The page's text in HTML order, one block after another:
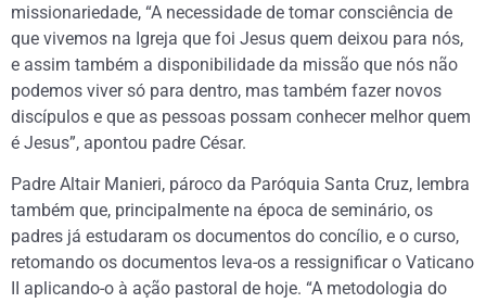
missionariedade, “A necessidade de tomar consciência de
que vivemos na Igreja que foi Jesus quem deixou para nós,
e assim também a disponibilidade da missão que nós não
podemos viver só para dentro, mas também fazer novos
discípulos e que as pessoas possam conhecer melhor quem
é Jesus”, apontou padre César.
Padre Altair Manieri, pároco da Paróquia Santa Cruz, lembra
também que, principalmente na época de seminário, os
padres já estudaram os documentos do concílio, e o curso,
retomando os documentos leva-os a ressignificar o Vaticano
II aplicando-o à ação pastoral de hoje. “A metodologia do